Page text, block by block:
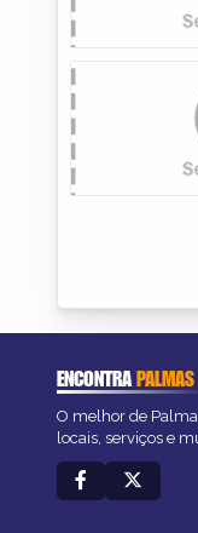
ENCONTRAPALMAS
O melhor de
locais, serviços e